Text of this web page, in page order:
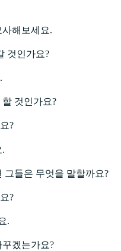
해보세요.
것인가요?
것인가요?
?
.
그들은 무엇을 말할까요?
?
.
겠는가요?